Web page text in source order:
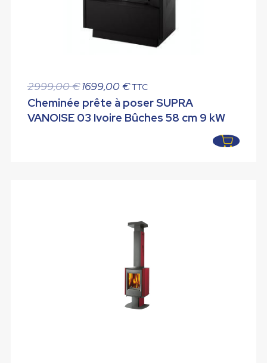
2999,00€ Le
prix
initial
1699,00€Le
prix
actuel
TTC
Cheminée prête à poser SUPRA
VANOISE 03 Ivoire Bûches 58 cm 9 kW